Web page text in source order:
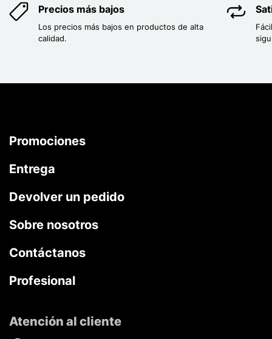
Precios más bajos
Los precios más bajos en productos de alta
calidad.
Promociones
Entrega
Devolver un pedido
Sobre nosotros
Contáctanos
Profesional
Atención al cliente